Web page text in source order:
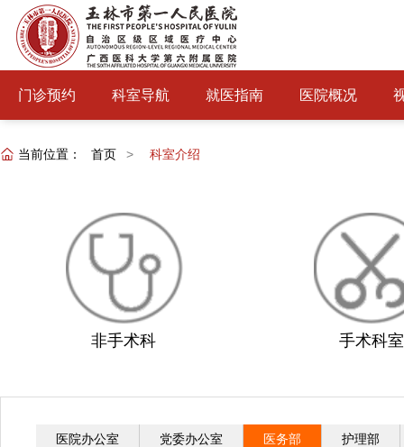
门诊预约 科室导航 就医指南 医院概况
当前位置： 首页 > 科室介绍
非手术科 手术科室
医院办公室 党委办公室 医务部 护理部